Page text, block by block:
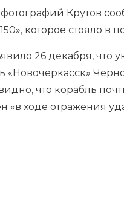
Крутов
которое стояло в
26 декабря, что
что корабль
«в ходе отражения